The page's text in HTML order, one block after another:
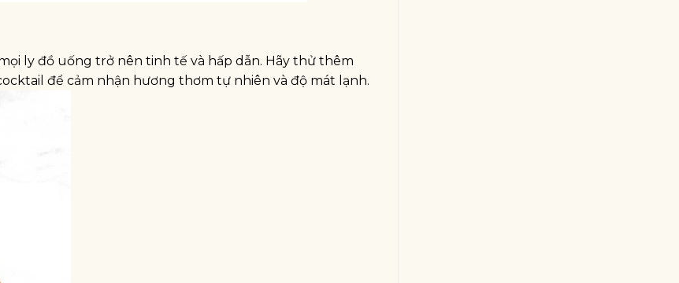
ly đồ uống trở nên tinh tế và hấp dẫn. Hãy thử thêm
để cảm nhận hương thơm tự nhiên và độ mát lạnh.